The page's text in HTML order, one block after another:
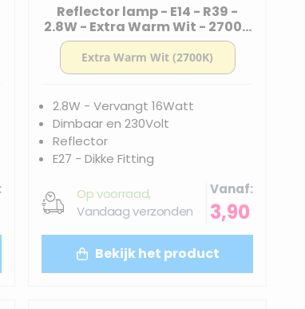
Reflector lamp - E14 - R39 -
2.8W - Extra Warm Wit - 2700K
- Dimbaar - Reflector lamp
2.8W - Vervangt 16Watt
Dimbaar en 230Volt
Reflector
E27 - Dikke Fitting
Op voorraad,
Vandaag verzonden
Vanaf
3,90
Bekijk het product